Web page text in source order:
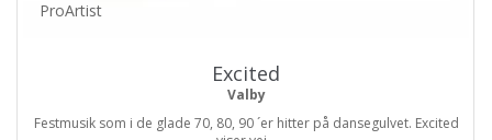
ProArtist
Excited
Valby
Festmusik som i de glade 70, 80, 90 ´er hitter på dansegulvet. Excited